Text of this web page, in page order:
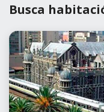
Busca